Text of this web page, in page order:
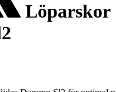
Löparskor